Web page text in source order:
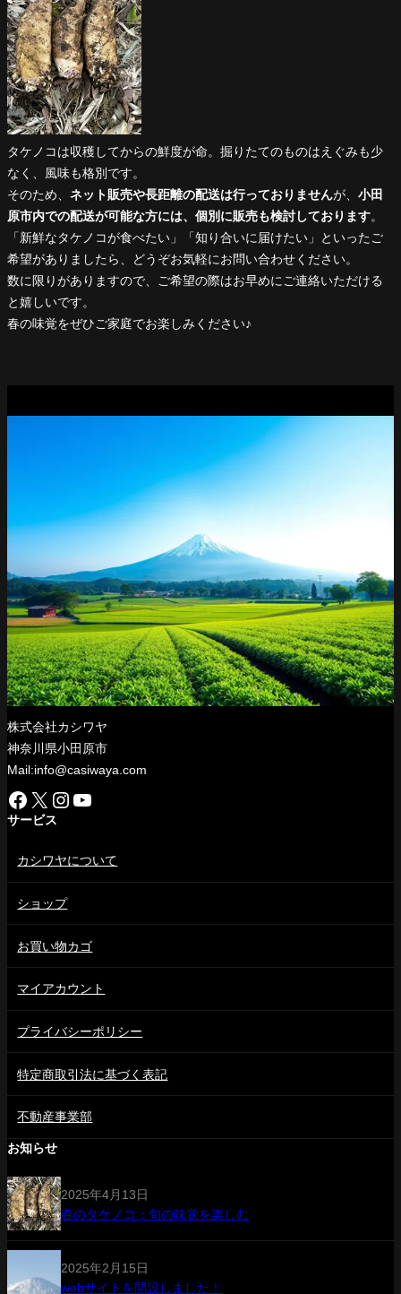
タケノコは収穫してからの鮮度が命。掘りたてのものはえぐみも少
なく、風味も格別です。
そのため、 ネット販売や長距離の配送は行っておりませんが、 小田
原市内での配送が可能な方には、個別に販売も検討しております。
「新鮮なタケノコが食べたい」「知り合いに届けたい」といったご
希望がありましたら、どうぞお気軽にお問い合わせください。
数に限りがありますので、ご希望の際はお早めにご連絡いただける
と嬉しいです。
春の味覚をぜひご家庭でお楽しみください♪
株式会社カシワヤ
神奈川県小田原市
Mail:info@casiwaya.com
Facebook X Instagram YouTube
サービス
カシワヤについて
ショップ
お買い物カゴ
マイアカウント
プライバシーポリシー
特定商取引法に基づく表記
不動産事業部
お知らせ
2025年4月13日
春のタケノコ：旬の味覚を楽しむ
2025年2月15日
webサイトを開設しました！